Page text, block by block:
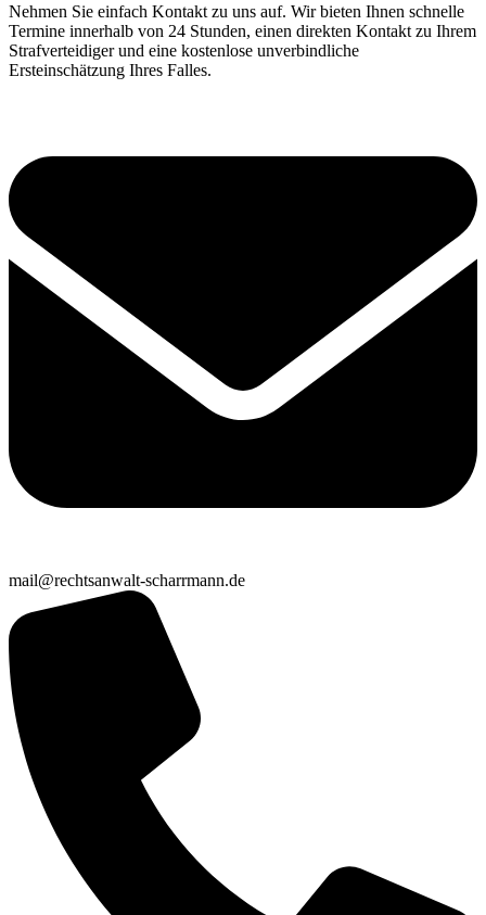
Nehmen Sie einfach Kontakt zu uns auf. Wir bieten Ihnen schnelle
Termine innerhalb von 24 Stunden, einen direkten Kontakt zu Ihrem
Strafverteidiger und eine kostenlose unverbindliche
Ersteinschätzung Ihres Falles.
mail@rechtsanwalt-scharrmann.de